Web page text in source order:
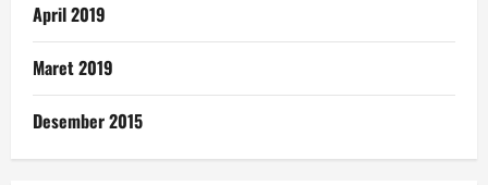
April 2019
Maret 2019
Desember 2015